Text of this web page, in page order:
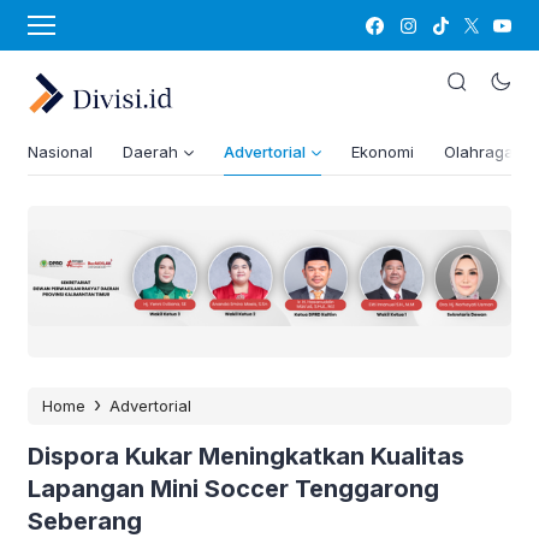
Nasional Daerah Advertorial Ekonomi Olahraga
Home › Advertorial
Dispora Kukar Meningkatkan Kualitas
Lapangan Mini Soccer Tenggarong
Seberang